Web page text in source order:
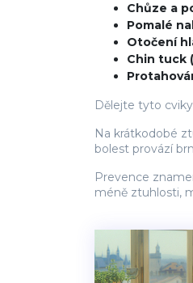
Chůze a
Pomalé
Otočení
Chin tuck
Dělejte tyto
Na krátkodobé
bolest provází
Prevence
méně ztuhlosti,